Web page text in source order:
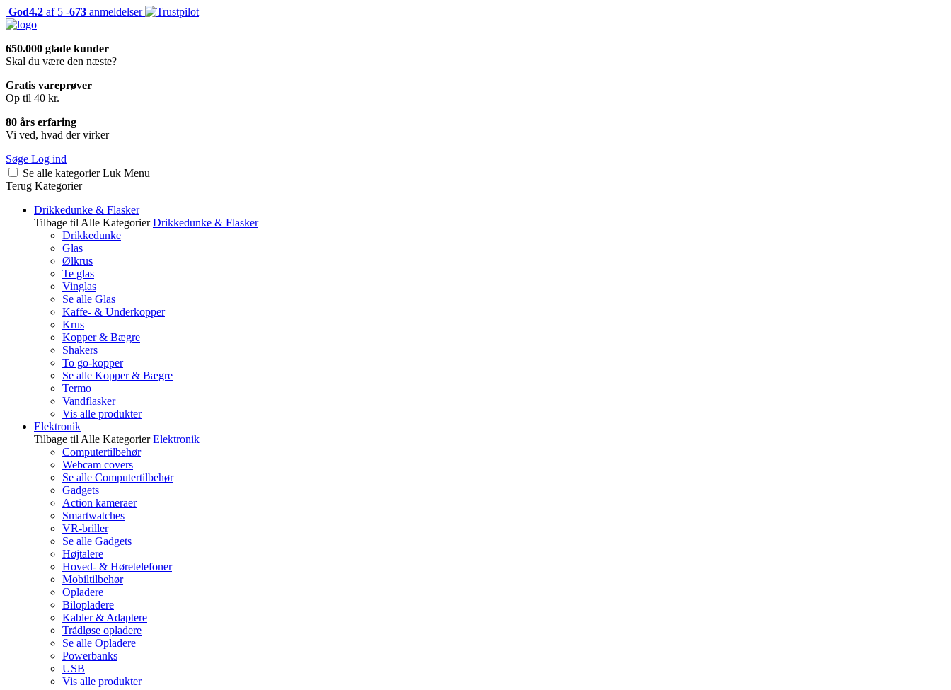
God4.2 af 5 -673 anmeldelser
650.000 glade kunder
Skal du være den næste?
Gratis vareprøver
Op til 40 kr.
80 års erfaring
Vi ved, hvad der virker
Søge Log ind
Se alle kategorier Luk Menu
Terug Kategorier
Drikkedunke & Flasker
Tilbage til Alle Kategorier Drikkedunke & Flasker
Drikkedunke
Glas
Ølkrus
Te glas
Vinglas
Se alle Glas
Kaffe- & Underkopper
Krus
Kopper & Bægre
Shakers
To go-kopper
Se alle Kopper & Bægre
Termo
Vandflasker
Vis alle produkter
Elektronik
Tilbage til Alle Kategorier Elektronik
Computertilbehør
Webcam covers
Se alle Computertilbehør
Gadgets
Action kameraer
Smartwatches
VR-briller
Se alle Gadgets
Højtalere
Hoved- & Høretelefoner
Mobiltilbehør
Opladere
Bilopladere
Kabler & Adaptere
Trådløse opladere
Se alle Opladere
Powerbanks
USB
Vis alle produkter